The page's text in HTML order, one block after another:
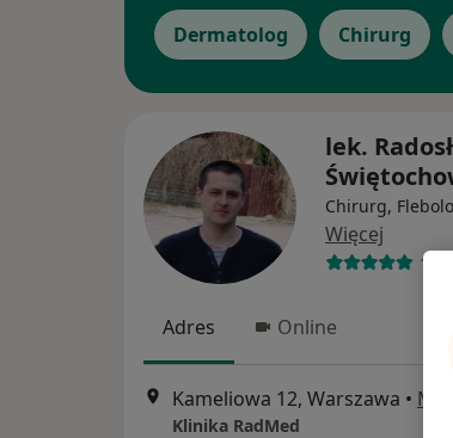
Dermatolog Chirurg
lek.
Chirurg,
Więcej
Adres Online
Kameliowa 12, Warszawa •
Klinika RadMed